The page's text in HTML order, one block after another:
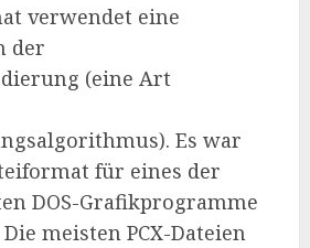
verwendet eine
der
(eine Art
Es war
für eines der
DOS-Grafikprogramme
meisten PCX-Dateien